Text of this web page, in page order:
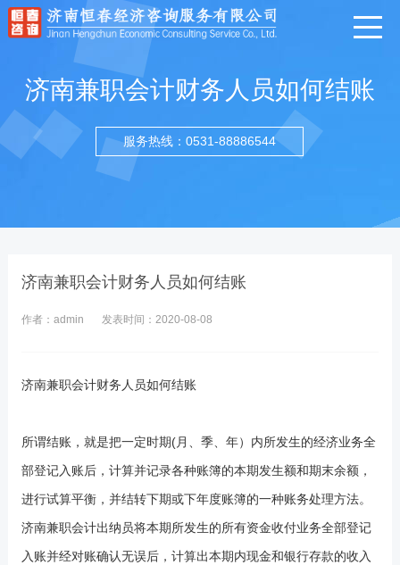
济南兼职会计财务人员如何结账
服务热线：0531-88886544
济南兼职会计财务人员如何结账
作者：admin 发表时间：2020-08-08
济南兼职会计财务人员如何结账
所谓结账，就是把一定时期(月、季、年）内所发生的经济业务全
部登记入账后，计算并记录各种账簿的本期发生额和期末余额，
进行试算平衡，并结转下期或下年度账簿的一种账务处理方法。
济南兼职会计出纳员将本期所发生的所有资金收付业务全部登记
入账并经对账确认无误后，计算出本期内现金和银行存款的收入